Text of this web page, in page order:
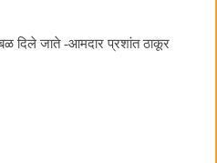
दिले जाते -आमदार प्रशांत ठाकूर